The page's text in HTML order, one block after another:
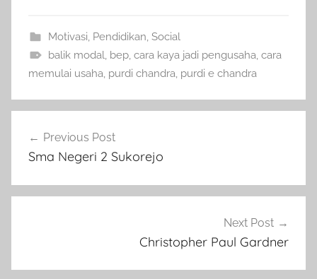
Motivasi, Pendidikan, Social
balik modal, bep, cara kaya jadi pengusaha, cara
memulai usaha, purdi chandra, purdi e chandra
pos
Previous Post
Sma Negeri 2 Sukorejo
Next Post
Christopher Paul Gardner